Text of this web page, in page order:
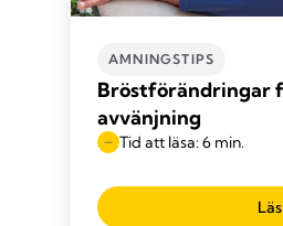
AMNINGSTIPS
Bröstförändringar
avvänjning
Tid att läsa: 6 min.